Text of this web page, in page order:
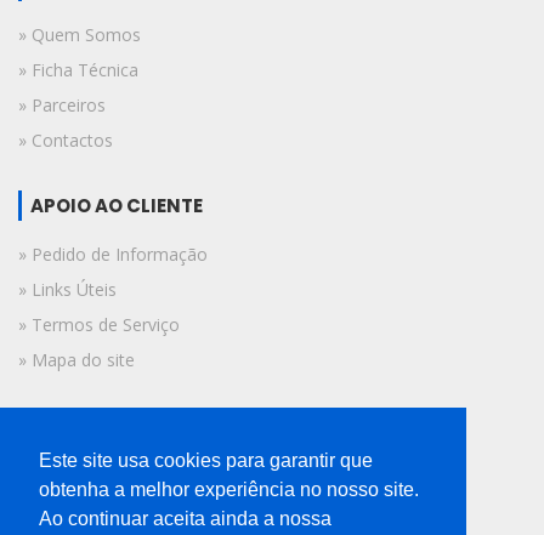
» Quem Somos
» Ficha Técnica
» Parceiros
» Contactos
APOIO AO CLIENTE
» Pedido de Informação
» Links Úteis
» Termos de Serviço
» Mapa do site
© 2019 A Voz do Algarve.
Todos os direitos reservados.
Este site usa cookies para garantir que
obtenha a melhor experiência no nosso site.
Ao continuar aceita ainda a nossa